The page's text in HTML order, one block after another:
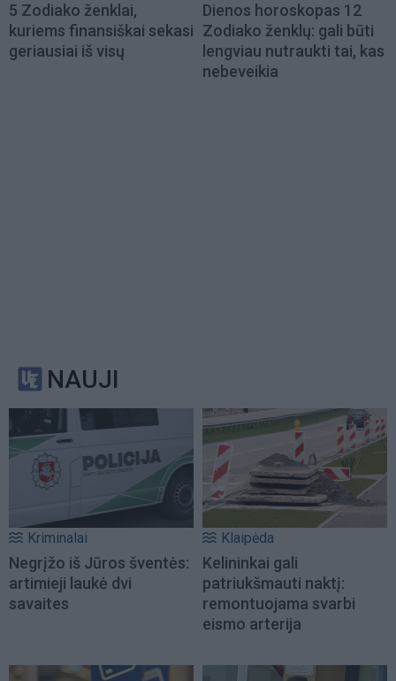
5 Zodiako ženklai,
kuriems finansiškai sekasi
geriausiai iš visų
Dienos horoskopas 12
Zodiako ženklų: gali būti
lengviau nutraukti tai, kas
nebeveikia
NAUJI
Kriminalai
Negrįžo iš Jūros šventės:
artimieji laukė dvi
savaites
Klaipėda
Kelininkai gali
patriukšmauti naktį:
remontuojama svarbi
eismo arterija